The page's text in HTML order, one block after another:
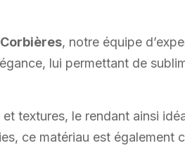
Corbières, notre équipe
lui permettant de
textures, le rendant ainsi
ce matériau est également